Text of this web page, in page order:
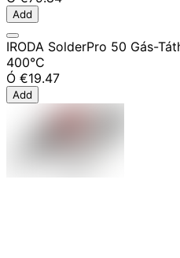
Add
IRODA SolderPro 50 Gás-
400°C
Ó €19.47
Add